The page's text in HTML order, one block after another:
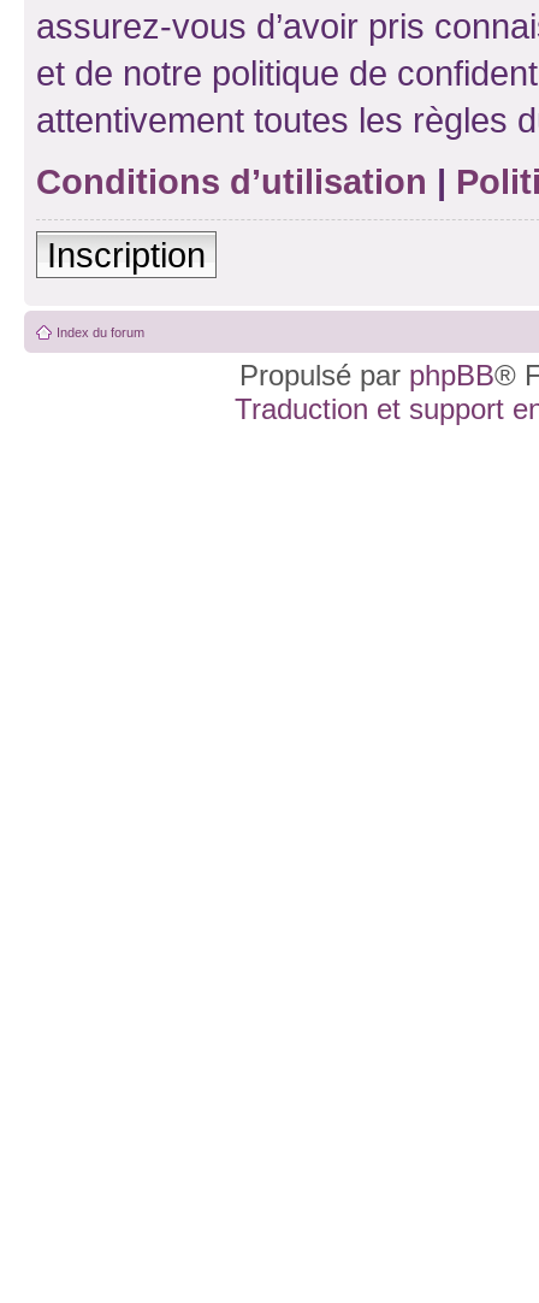
assurez-vous d’avoir pris
et de notre politique de
attentivement toutes les règles
Conditions d’utilisation |
Inscription
Index du forum
Propulsé par phpBB®
Traduction et support